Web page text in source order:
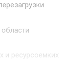
и ресурсоемких